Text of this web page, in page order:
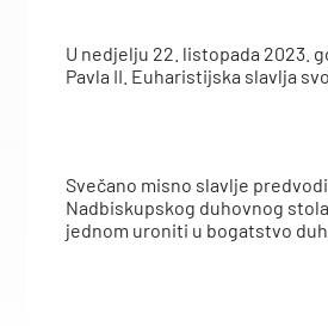
U nedjelju 22. listopada 2023.
Pavla II. Euharistijska slavlja
Svečano misno slavlje
Nadbiskupskog duhovnog
jednom uroniti u bogatstvo